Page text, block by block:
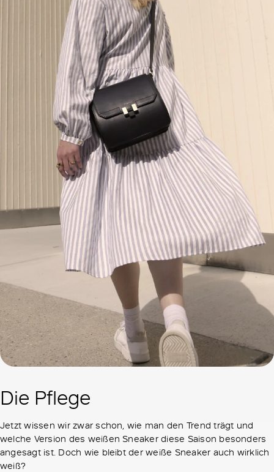
Die Pflege
Jetzt wissen wir zwar schon, wie man den Trend trägt und
welche Version des weißen Sneaker diese Saison besonders
angesagt ist. Doch wie bleibt der weiße Sneaker auch wirklich
weiß?